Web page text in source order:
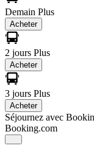
Demain Plus
Acheter
2 jours Plus
Acheter
3 jours Plus
Acheter
Séjournez avec
Booking.com